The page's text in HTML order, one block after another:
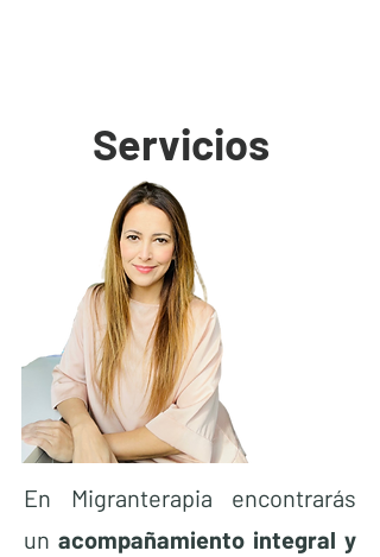
Servicios
En Migranterapia encontrarás
un acompañamiento integral y